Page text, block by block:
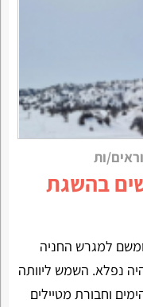
בהשגת
למגרש החניה
נפלא. השמש ליוותה
וחבורת מטיילים